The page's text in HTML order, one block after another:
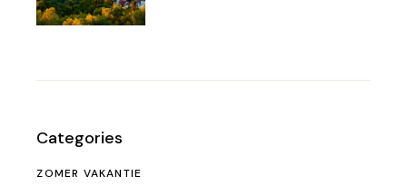
Categories
ZOMER VAKANTIE